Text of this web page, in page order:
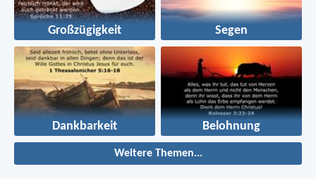
Großzügigkeit Segen
Dankbarkeit Belohnung
Weitere Themen...